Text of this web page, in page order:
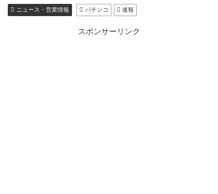
ニュース・営業情報 パチンコ 速報
スポンサーリンク